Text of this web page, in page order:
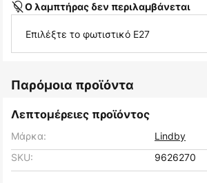
Ο λαμπτήρας δεν περιλαμβάνεται
Επιλέξτε το φωτιστικό E27
Παρόμοια προϊόντα
Λεπτομέρειες προϊόντος
Μάρκα:
Lindby
SKU:
9626270